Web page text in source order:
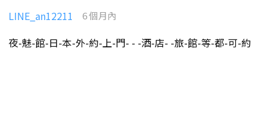
LINE_an12211 6 個月內
夜-魅-館-日-本-外-約-上-門- - -酒-店- -旅-館-等-都-可-約